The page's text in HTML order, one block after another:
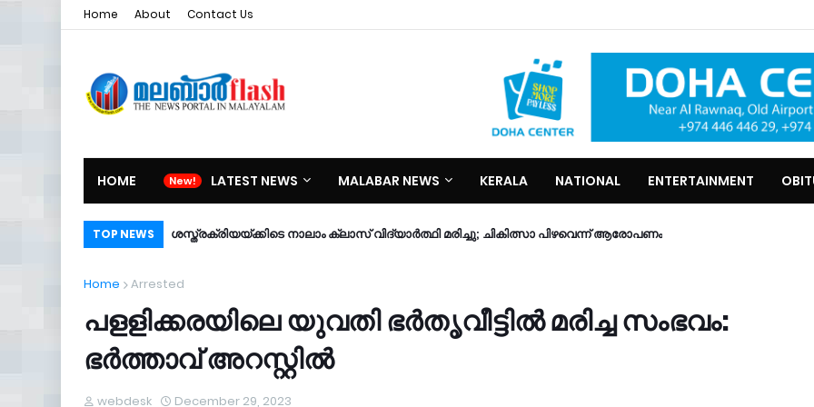
Home About Contact Us
HOME LATEST NEWS MALABAR NEWS KERALA NATIONAL ENTERTAINMENT
TOP NEWS ശസ്ത്രക്രിയയ്ക്കിടെ നാലാം ക്ലാസ് വിദ്യാർത്ഥി മരിച്ചു; ചികിത്സാ പിഴവെന്ന് ആരോപണം
Home Arrested
പളളിക്കരയിലെ യുവതി ഭര്‍തൃവീട്ടില്‍ മരിച്ച സംഭവം:
ഭര്‍ത്താവ് അറസ്റ്റില്‍
webdesk December 29, 2023